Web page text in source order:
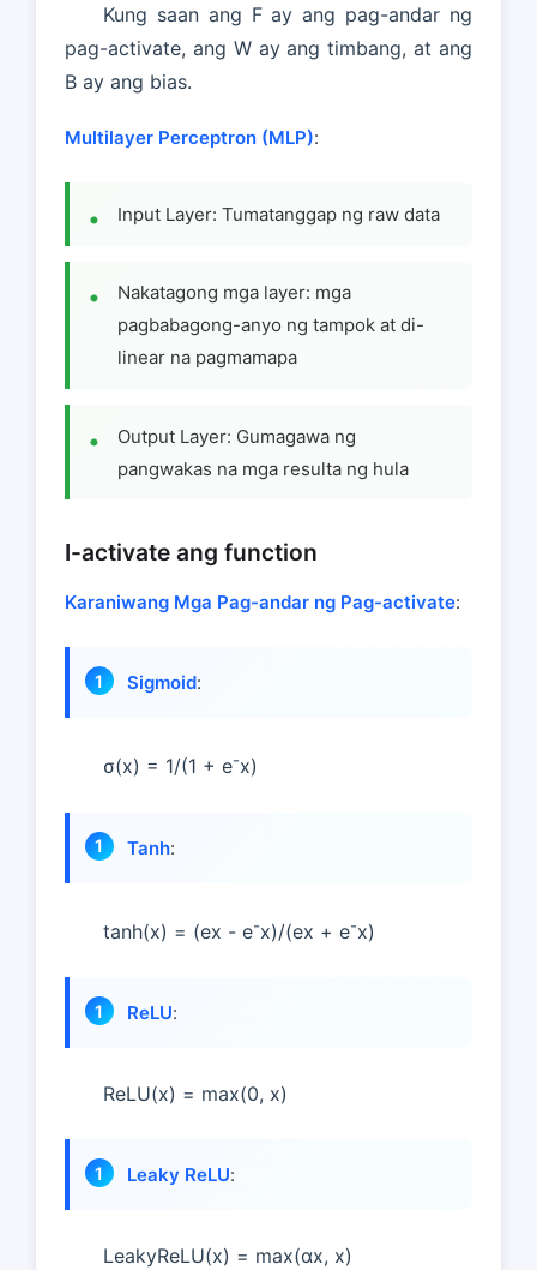
Kung saan ang F ay ang pag-andar ng
pag-activate, ang W ay ang timbang, at ang
B ay ang bias.
Multilayer Perceptron (MLP):
Input Layer: Tumatanggap ng raw data
Nakatagong mga layer: mga
pagbabagong-anyo ng tampok at di-
linear na pagmamapa
Output Layer: Gumagawa ng
pangwakas na mga resulta ng hula
I-activate ang function
Karaniwang Mga Pag-andar ng Pag-activate:
Sigmoid:
σ(x) = 1/(1 + e-x)
Tanh:
tanh(x) = (ex - e-x)/(ex + e-x)
ReLU:
ReLU(x) = max(0, x)
Leaky ReLU:
LeakyReLU(x) = max(αx, x)